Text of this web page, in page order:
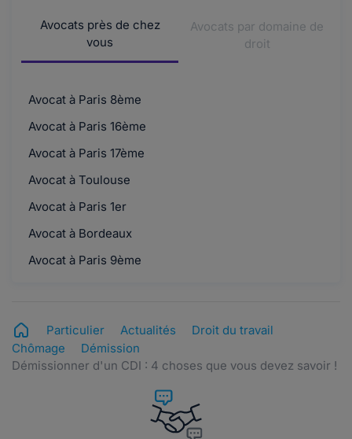
Avocats près de chez
vous
Avocats par domaine de
droit
Avocat à Paris 8ème
Avocat à Paris 16ème
Avocat à Paris 17ème
Avocat à Toulouse
Avocat à Paris 1er
Avocat à Bordeaux
Avocat à Paris 9ème
Particulier Actualités
Droit du travail
Chômage
Démission
Démissionner d'un CDI : 4 choses que vous devez savoir !